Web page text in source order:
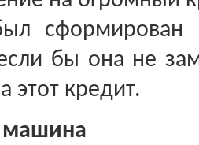
бы она не
этот кредит.
машина